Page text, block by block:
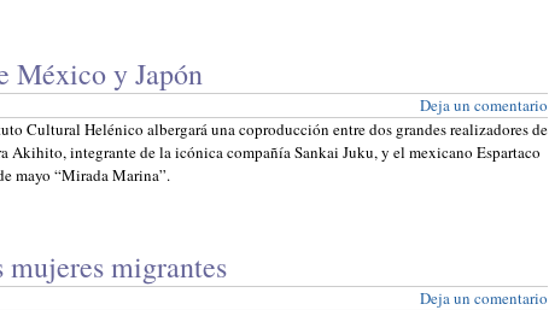
México y Japón
Deja un comentario
Cultural Helénico albergará una coproducción entre dos grandes realizadores de
Akihito, integrante de la icónica compañía Sankai Juku, y el mexicano Espartaco
mayo “Mirada Marina”.
mujeres migrantes
Deja un comentario